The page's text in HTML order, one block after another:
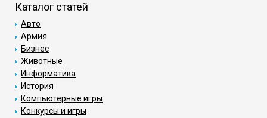
Каталог статей
Авто
Армия
Бизнес
Животные
Информатика
История
Компьютерные игры
Конкурсы и игры